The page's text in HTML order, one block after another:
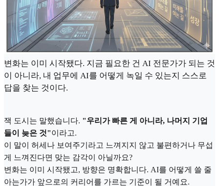
변화는 이미 시작됐다. 지금 필요한 건 AI 전문가가 되는 것
이 아니라, 내 업무에 AI를 어떻게 녹일 수 있는지 스스로
답을 찾는 것이다.
잭 도시는 말했습니다. "우리가 빠른 게 아니라, 나머지 기업
들이 늦은 것"이라고.
이 말이 허세나 보여주기라고 느껴지지 않고 불편하거나 무섭
게 느껴진다면 맞는 감각이 아닐까요?
변화는 이미 시작됐고, 방향은 명확합니다. AI를 어떻게 쓸 줄
아는가가 앞으로의 커리어를 가르는 기준이 될 거예요.